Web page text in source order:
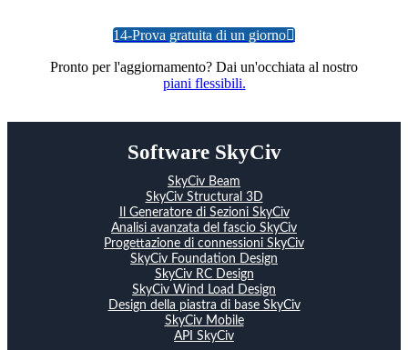
14-Prova gratuita di un giorno
Pronto per l'aggiornamento? Dai un'occhiata al nostro
piani flessibili.
Software SkyCiv
SkyCiv Beam
SkyCiv Structural 3D
Il Generatore di Sezioni SkyCiv
Analisi avanzata del fascio SkyCiv
Progettazione di connessioni SkyCiv
SkyCiv Foundation Design
SkyCiv RC Design
SkyCiv Wind Load Design
Design della piastra di base SkyCiv
SkyCiv Mobile
API SkyCiv